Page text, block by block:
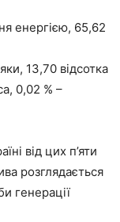
енергією, 65,62
13,70 відсотка
0,02 % –
від цих п’яти
розглядається
генерації